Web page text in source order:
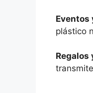
Eventos
plástico
Regalos